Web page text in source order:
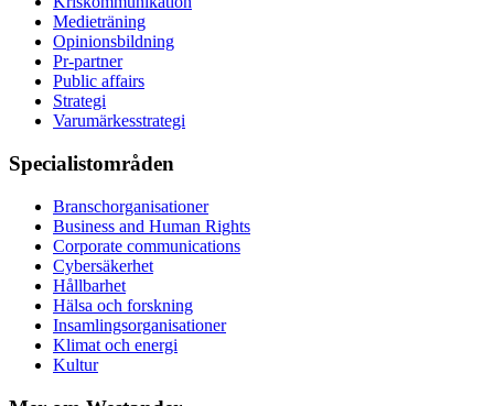
Medieträning
Opinionsbildning
Pr-partner
Public affairs
Strategi
Varumärkesstrategi
Specialistområden
Branschorganisationer
Business and Human Rights
Corporate communications
Cybersäkerhet
Hållbarhet
Hälsa och forskning
Insamlingsorganisationer
Klimat och energi
Kultur